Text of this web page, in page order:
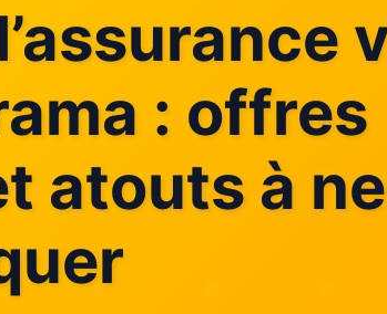
: offres
atouts à